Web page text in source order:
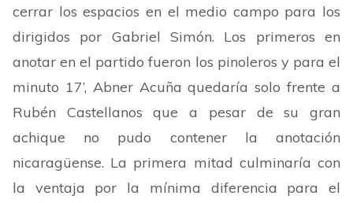
cerrar los espacios en el medio campo para los
dirigidos por Gabriel Simón. Los primeros en
anotar en el partido fueron los pinoleros y para el
minuto 17’, Abner Acuña quedaría solo frente a
Rubén Castellanos que a pesar de su gran
achique no pudo contener la anotación
nicaragüense. La primera mitad culminaría con
la ventaja por la mínima diferencia para el